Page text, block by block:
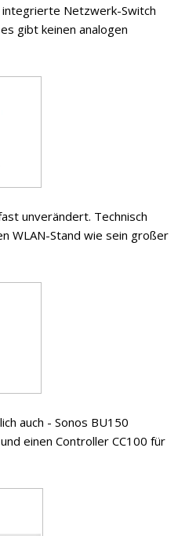
Netzwerk-Switch
gibt keinen analogen
unverändert. Technisch
WLAN-Stand wie sein großer
auch - Sonos BU150
einen Controller CC100 für